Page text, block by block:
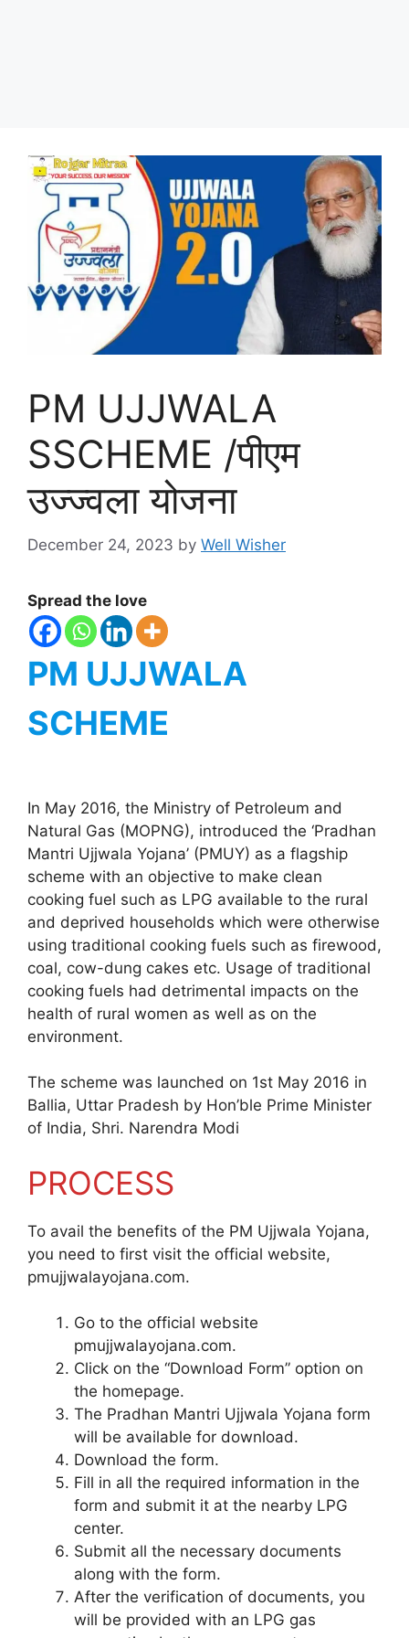
PM UJJWALA
SSCHEME /पीएम
उज्ज्वला योजना
December 24, 2023 by Well Wisher
Spread the love
PM UJJWALA
SCHEME
In May 2016, the Ministry of Petroleum and
Natural Gas (MOPNG), introduced the ‘Pradhan
Mantri Ujjwala Yojana’ (PMUY) as a flagship
scheme with an objective to make clean
cooking fuel such as LPG available to the rural
and deprived households which were otherwise
using traditional cooking fuels such as firewood,
coal, cow-dung cakes etc. Usage of traditional
cooking fuels had detrimental impacts on the
health of rural women as well as on the
environment.
The scheme was launched on 1st May 2016 in
Ballia, Uttar Pradesh by Hon’ble Prime Minister
of India, Shri. Narendra Modi
PROCESS
To avail the benefits of the PM Ujjwala Yojana,
you need to first visit the official website,
pmujjwalayojana.com.
Go to the official website
pmujjwalayojana.com.
Click on the “Download Form” option on
the homepage.
The Pradhan Mantri Ujjwala Yojana form
will be available for download.
Download the form.
Fill in all the required information in the
form and submit it at the nearby LPG
center.
Submit all the necessary documents
along with the form.
After the verification of documents, you
will be provided with an LPG gas